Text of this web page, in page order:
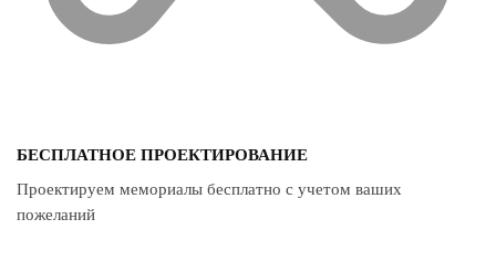
БЕСПЛАТНОЕ ПРОЕКТИРОВАНИЕ
Проектируем мемориалы бесплатно с учетом ваших
пожеланий